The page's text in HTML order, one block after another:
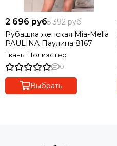
2 696 руб5 392 руб
Рубашка женская Mia-Mella
PAULINA Паулина 8167
Ткань: Полиэстер
0
Выбрать